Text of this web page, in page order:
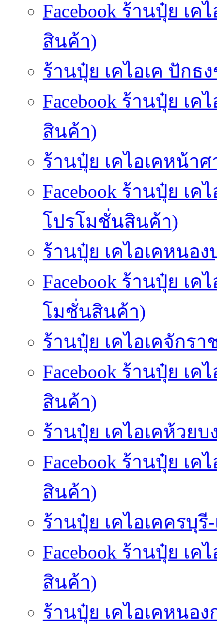
Facebook ร้านปุ๋ย เ
สินค้า)
ร้านปุ๋ย เคไอเค ปักธ
Facebook ร้านปุ๋ย เ
สินค้า)
ร้านปุ๋ย เคไอเคหน้า
Facebook ร้านปุ๋ย เ
โปรโมชั่นสินค้า)
ร้านปุ๋ย เคไอเคหนอ
Facebook ร้านปุ๋ย เ
โมชั่นสินค้า)
ร้านปุ๋ย เคไอเคจักร
Facebook ร้านปุ๋ย เ
สินค้า)
ร้านปุ๋ย เคไอเคห้วย
Facebook ร้านปุ๋ย เ
สินค้า)
ร้านปุ๋ย เคไอเคครบุ
Facebook ร้านปุ๋ย เ
สินค้า)
ร้านปุ๋ย เคไอเคหนอ